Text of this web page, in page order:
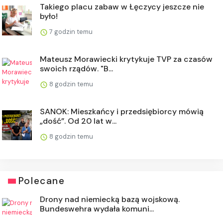
Takiego placu zabaw w Łęczycy jeszcze nie
było!
7 godzin temu
Mateusz Morawiecki krytykuje TVP za czasów
swoich rządów. "B...
8 godzin temu
SANOK: Mieszkańcy i przedsiębiorcy mówią
„dość”. Od 20 lat w...
8 godzin temu
Polecane
Drony nad niemiecką bazą wojskową.
Bundeswehra wydała komuni...